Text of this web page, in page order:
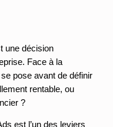
une décision
Face à la
pose avant de définir
rentable, ou
?
est l’un des leviers